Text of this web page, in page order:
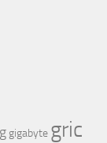
gigabyte gric